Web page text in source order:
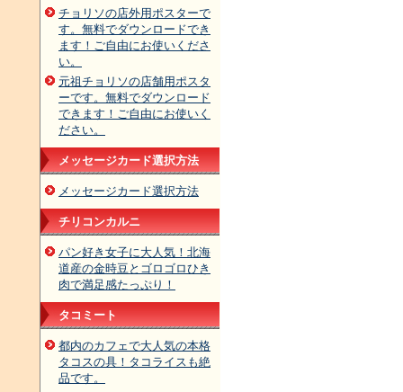
チョリソの店外用ポスターで
す。無料でダウンロードでき
ます！ご自由にお使いくださ
い。
元祖チョリソの店舗用ポスタ
ーです。無料でダウンロード
できます！ご自由にお使いく
ださい。
メッセージカード選択方法
メッセージカード選択方法
チリコンカルニ
パン好き女子に大人気！北海
道産の金時豆とゴロゴロひき
肉で満足感たっぷり！
タコミート
都内のカフェで大人気の本格
タコスの具！タコライスも絶
品です。